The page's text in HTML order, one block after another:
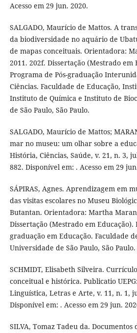
Acesso em 29 jun. 2020.
SALGADO, Maurício de Mattos. A
da biodiversidade no aquário de
de mapas conceituais. Orientadora:
2011. 202f. Dissertação (Mestrado em
Programa de Pós-graduação
Ciências. Faculdade de Educação,
Instituto de Química e Instituto de
de São Paulo, São Paulo.
SALGADO, Maurício de Mattos;
mar no museu: um olhar sobre a
História, Ciências, Saúde, v. 21, n. 3,
882. Disponível em: . Acesso em 29
SÁPIRAS, Agnes. Aprendizagem em
das visitas escolares no Museu
Butantan. Orientadora: Martha
Dissertação (Mestrado em Educação).
graduação em Educação. Faculdade
Universidade de São Paulo, São Paulo.
SCHMIDT, Elisabeth Silveira.
conceitual e histórica. Publicatio
Linguística, Letras e Arte, v. 11, n. 1,
Disponível em: . Acesso em 29 jun.
SILVA, Tomaz Tadeu da.